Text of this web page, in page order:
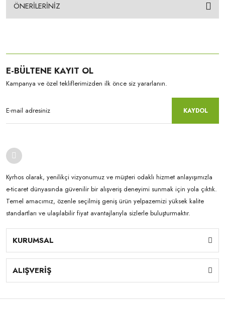
ÖNERİLERİNİZ
E-BÜLTENE KAYIT OL
Kampanya ve özel tekliflerimizden ilk önce siz yararlanın.
KAYDOL
Kyrhos olarak, yenilikçi vizyonumuz ve müşteri odaklı hizmet anlayışımızla
e-ticaret dünyasında güvenilir bir alışveriş deneyimi sunmak için yola çıktık.
Temel amacımız, özenle seçilmiş geniş ürün yelpazemizi yüksek kalite
standartları ve ulaşılabilir fiyat avantajlarıyla sizlerle buluşturmaktır.
KURUMSAL
ALIŞVERİŞ